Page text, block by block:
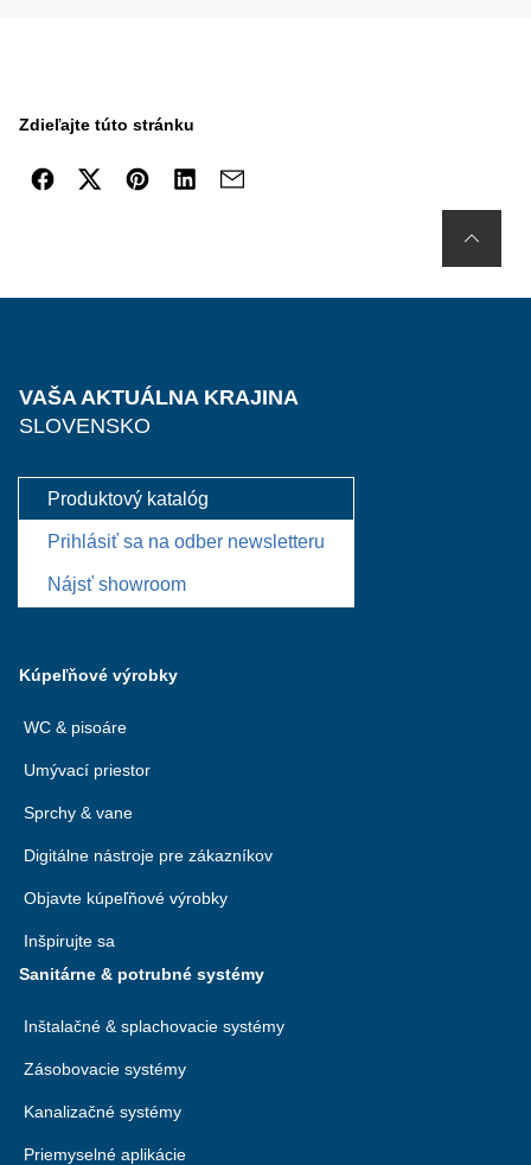
Zdieľajte túto stránku
VAŠA AKTUÁLNA KRAJINA
SLOVENSKO
Produktový katalóg
Prihlásiť sa na odber newsletteru
Nájsť showroom
Kúpeľňové výrobky
WC & pisoáre
Umývací priestor
Sprchy & vane
Digitálne nástroje pre zákazníkov
Objavte kúpeľňové výrobky
Inšpirujte sa
Sanitárne & potrubné systémy
Inštalačné & splachovacie systémy
Zásobovacie systémy
Kanalizačné systémy
Priemyselné aplikácie